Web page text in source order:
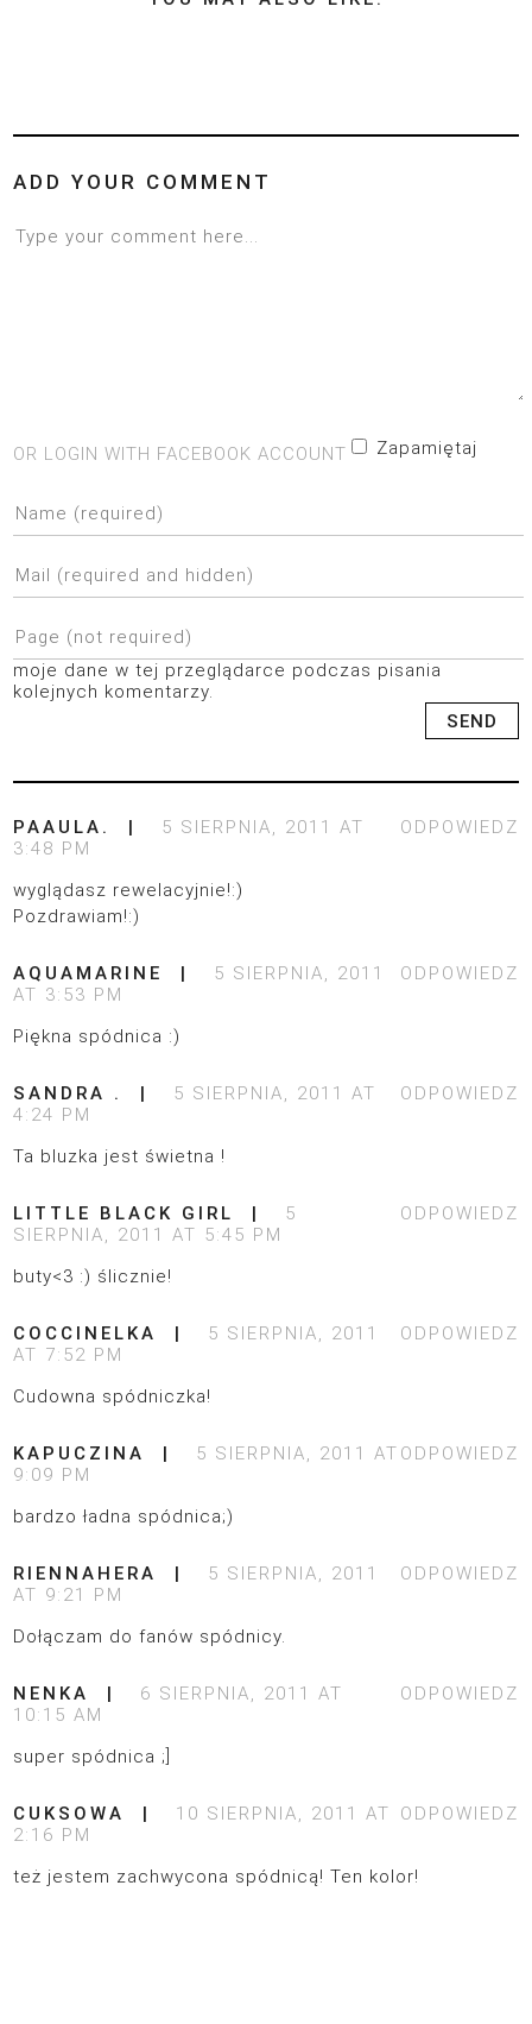
ADD YOUR COMMENT
OR LOGIN WITH FACEBOOK ACCOUNT Zapamiętaj
moje dane w tej przeglądarce podczas pisania
kolejnych komentarzy.
ODPOWIEDZ
PAAULA.
5 SIERPNIA, 2011 AT
3:48 PM
wyglądasz rewelacyjnie!:)
Pozdrawiam!:)
ODPOWIEDZ
AQUAMARINE
5 SIERPNIA, 2011
AT 3:53 PM
Piękna spódnica :)
ODPOWIEDZ
SANDRA .
5 SIERPNIA, 2011 AT
4:24 PM
Ta bluzka jest świetna !
ODPOWIEDZ
LITTLE BLACK GIRL
5
SIERPNIA, 2011 AT 5:45 PM
buty<3 :) ślicznie!
ODPOWIEDZ
COCCINELKA
5 SIERPNIA, 2011
AT 7:52 PM
Cudowna spódniczka!
ODPOWIEDZ
KAPUCZINA
5 SIERPNIA, 2011 AT
9:09 PM
bardzo ładna spódnica;)
ODPOWIEDZ
RIENNAHERA
5 SIERPNIA, 2011
AT 9:21 PM
Dołączam do fanów spódnicy.
ODPOWIEDZ
NENKA
6 SIERPNIA, 2011 AT
10:15 AM
super spódnica ;]
ODPOWIEDZ
CUKSOWA
10 SIERPNIA, 2011 AT
2:16 PM
też jestem zachwycona spódnicą! Ten kolor!